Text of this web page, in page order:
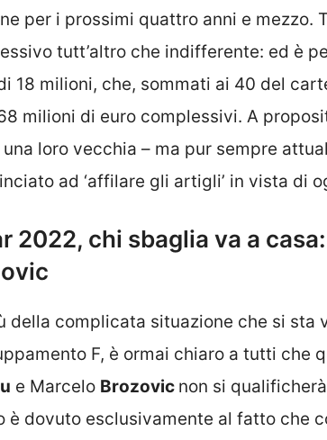
per i prossimi quattro anni e mezzo.
tutt’altro che indifferente: ed è
18 milioni, che, sommati ai 40 del
milioni di euro complessivi. A
una loro vecchia – ma pur sempre
ad ‘affilare gli artigli’ in vista di
2022, chi sbaglia va a
della complicata situazione che si sta
F, è ormai chiaro a tutti che
e Marcelo Brozovic non si
è dovuto esclusivamente al fatto che